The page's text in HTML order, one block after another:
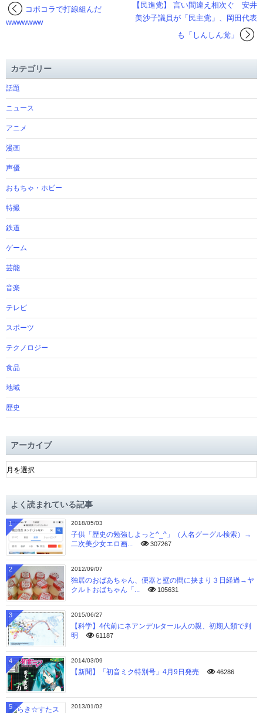
【民進党】 言い間違え相次ぐ 安井
美沙子議員が「民主党」、岡田代表
も「しんしん党」
コボコラで打線組んだ
wwwwwww
カテゴリー
話題
ニュース
アニメ
漫画
声優
おもちゃ・ホビー
特撮
鉄道
ゲーム
芸能
音楽
テレビ
スポーツ
テクノロジー
食品
地域
歴史
アーカイブ
ア
ー
ブよく読まれている記事
2018/05/03
子供「歴史の勉強しよっと^_^」（人名グーグル検索）→
二次美少女エロ画...
307267
1
2012/09/07
独居のおばあちゃん、便器と壁の間に挟まり３日経過→ヤ
クルトおばちゃん「...
105631
2
2015/06/27
【科学】4代前にネアンデルタール人の親、初期人類で判
明
61187
3
2014/03/09
【新聞】「初音ミク特別号」4月9日発売 46286
4
2013/01/02
5